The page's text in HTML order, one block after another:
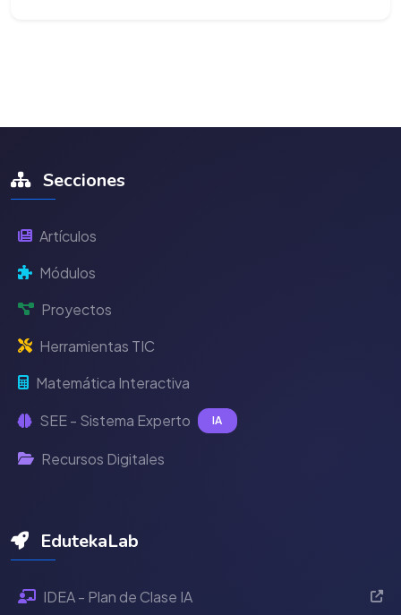
Secciones
Artículos
Módulos
Proyectos
Herramientas TIC
Matemática Interactiva
SEE - Sistema Experto IA
Recursos Digitales
EdutekaLab
IDEA - Plan de Clase IA